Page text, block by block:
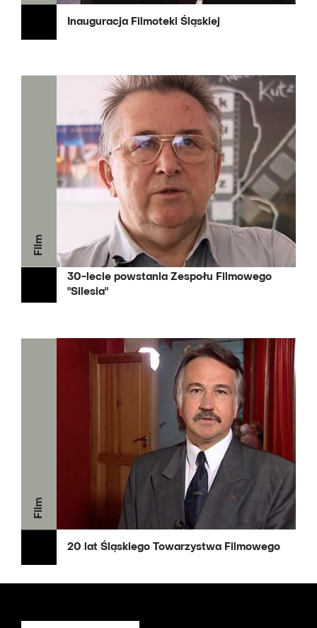
Inauguracja Filmoteki Śląskiej
Film
30-lecie powstania Zespołu Filmowego
"Silesia"
Film
20 lat Śląskiego Towarzystwa Filmowego